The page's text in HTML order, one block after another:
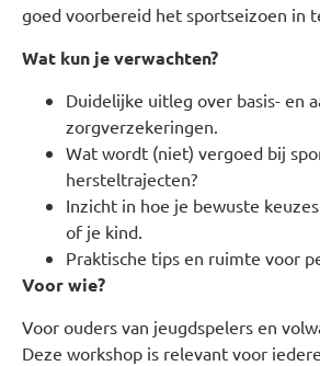
goed voorbereid het sportseizoen in
Wat kun je verwachten?
Duidelijke uitleg over basis- en
zorgverzekeringen.
Wat wordt (niet) vergoed bij
hersteltrajecten?
Inzicht in hoe je bewuste
of je kind.
Praktische tips en ruimte voor
Voor wie?
Voor ouders van jeugdspelers en
Deze workshop is relevant voor